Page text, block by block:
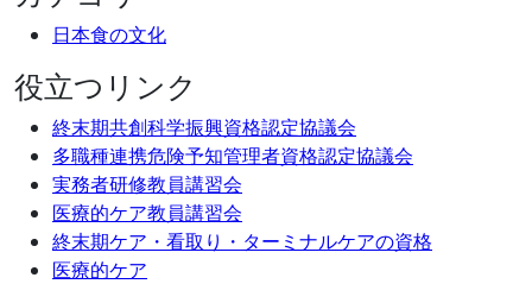
日本食の文化
役立つリンク
終末期共創科学振興資格認定協議会
多職種連携危険予知管理者資格認定協議会
実務者研修教員講習会
医療的ケア教員講習会
終末期ケア・看取り・ターミナルケアの資格
医療的ケア